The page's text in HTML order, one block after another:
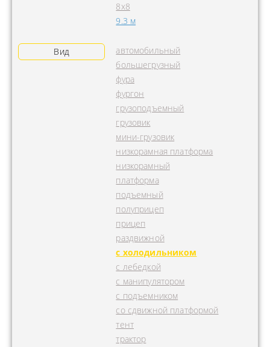
8х8
9.3 м
Вид
автомобильный
большегрузный
фура
фургон
грузоподъемный
грузовик
мини-грузовик
низкорамная платформа
низкорамный
платформа
подъемный
полуприцеп
прицеп
раздвижной
с холодильником
с лебедкой
с манипулятором
с подъемником
со сдвижной платформой
тент
трактор